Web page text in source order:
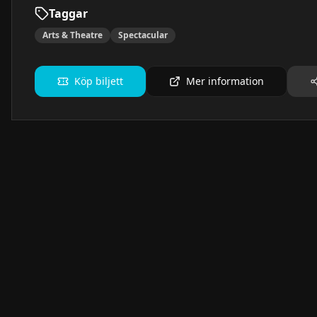
Taggar
Arts & Theatre Spectacular
Köp biljett Mer information